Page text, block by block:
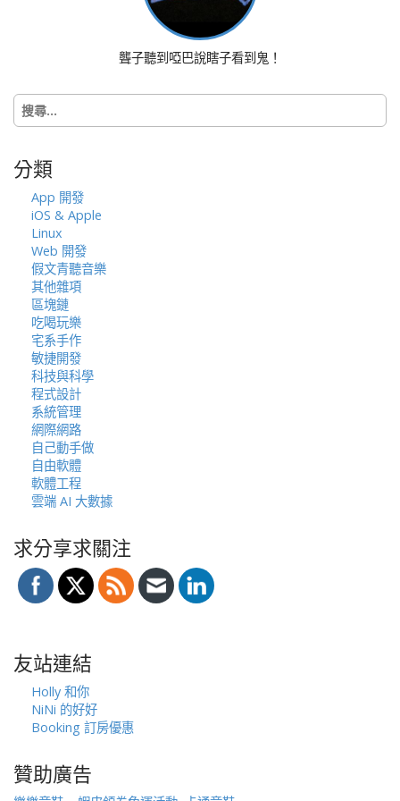
i
o
n
聾子聽到啞巴說瞎子看到鬼！
搜
尋
字:
分類
App 開發
iOS & Apple
Linux
Web 開發
假文青聽音樂
其他雜項
區塊鏈
吃喝玩樂
宅系手作
敏捷開發
科技與科學
程式設計
系統管理
網際網路
自己動手做
自由軟體
軟體工程
雲端 AI 大數據
求分享求關注
友站連結
Holly 和你
NiNi 的好好
Booking 訂房優惠
贊助廣告